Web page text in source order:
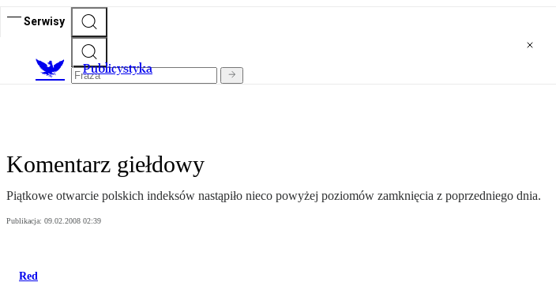
Serwisy
Publicystyka
Komentarz giełdowy
Piątkowe otwarcie polskich indeksów nastąpiło nieco powyżej poziomów zamknięcia z poprzedniego dnia.
Publikacja: 09.02.2008 02:39
Red